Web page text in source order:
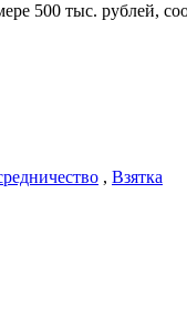
500 тыс. рублей,
, Взятка